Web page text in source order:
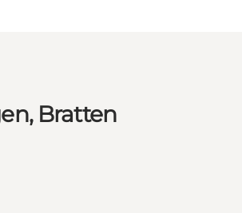
Bratten